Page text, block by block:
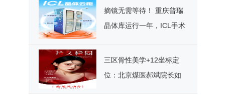
摘镜无需等待！ 重庆普瑞
晶体库运行一年，ICL手术
三区骨性美学+12坐标定
位：北京煤医郝斌院长如